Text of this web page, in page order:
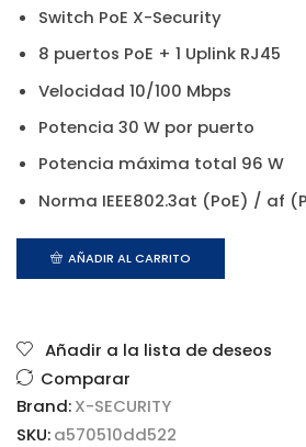
Switch PoE X-Security
8 puertos PoE + 1 Uplink RJ45
Velocidad 10/100 Mbps
Potencia 30 W por puerto
Potencia máxima total 96 W
Norma IEEE802.3at (PoE) / af
AÑADIR AL CARRITO
Añadir a la lista de deseos
Comparar
Brand:X-SECURITY
SKU:a570510dd522